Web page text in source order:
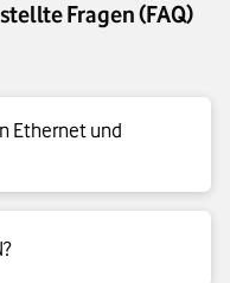
Fragen (FAQ)
Ethernet und
die Abkürzung für